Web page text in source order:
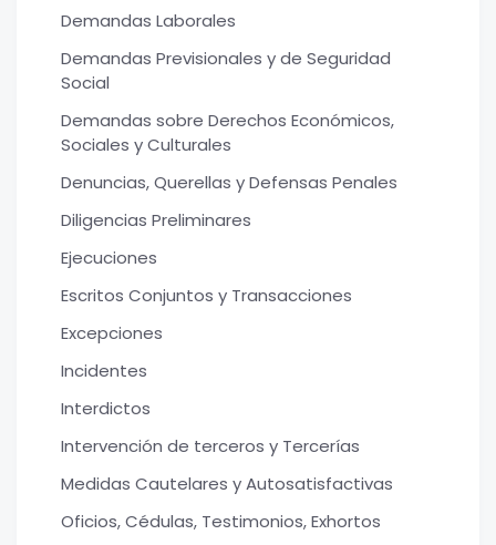
Demandas Laborales
Demandas Previsionales y de Seguridad
Social
Demandas sobre Derechos Económicos,
Sociales y Culturales
Denuncias, Querellas y Defensas Penales
Diligencias Preliminares
Ejecuciones
Escritos Conjuntos y Transacciones
Excepciones
Incidentes
Interdictos
Intervención de terceros y Tercerías
Medidas Cautelares y Autosatisfactivas
Oficios, Cédulas, Testimonios, Exhortos